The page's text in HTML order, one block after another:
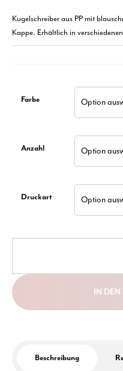
bis
Kugelschreiber aus PP mit
Kappe. Erhältlich in
Farbe
Anzahl
Druckart
aus
PP
mit
Logo
IN
Beschreibung